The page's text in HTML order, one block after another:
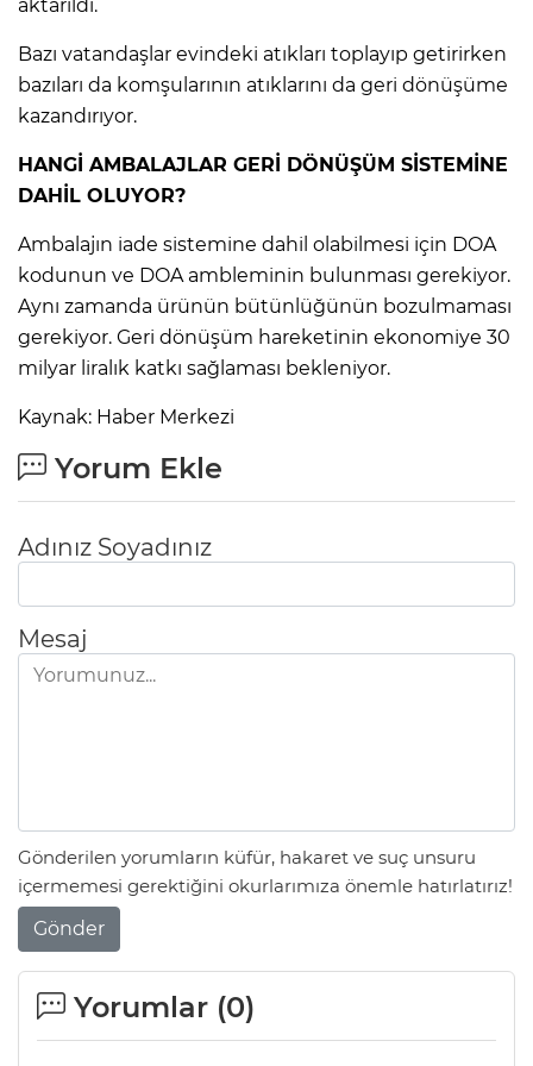
aktarıldı.
Bazı vatandaşlar evindeki atıkları toplayıp getirirken
bazıları da komşularının atıklarını da geri dönüşüme
kazandırıyor.
HANGİ AMBALAJLAR GERİ DÖNÜŞÜM SİSTEMİNE
DAHİL OLUYOR?
Ambalajın iade sistemine dahil olabilmesi için DOA
kodunun ve DOA ambleminin bulunması gerekiyor.
Aynı zamanda ürünün bütünlüğünün bozulmaması
gerekiyor. Geri dönüşüm hareketinin ekonomiye 30
milyar liralık katkı sağlaması bekleniyor.
Kaynak: Haber Merkezi
Yorum Ekle
Adınız Soyadınız
Mesaj
Gönderilen yorumların küfür, hakaret ve suç unsuru
içermemesi gerektiğini okurlarımıza önemle hatırlatırız!
Gönder
Yorumlar (0)